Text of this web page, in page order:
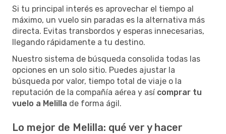
Si tu principal interés es aprovechar el tiempo al
máximo, un vuelo sin paradas es la alternativa más
directa. Evitas transbordos y esperas innecesarias,
llegando rápidamente a tu destino.
Nuestro sistema de búsqueda consolida todas las
opciones en un solo sitio. Puedes ajustar la
búsqueda por valor, tiempo total de viaje o la
reputación de la compañía aérea y así comprar tu
vuelo a Melilla de forma ágil.
Lo mejor de Melilla: qué ver y hacer